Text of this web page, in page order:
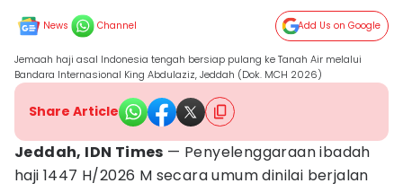
News Channel Add Us on Google
Jemaah haji asal Indonesia tengah bersiap pulang ke Tanah Air melalui
Bandara Internasional King Abdulaziz, Jeddah (Dok. MCH 2026)
Share Article
Jeddah, IDN Times — Penyelenggaraan ibadah
haji 1447 H/2026 M secara umum dinilai berjalan